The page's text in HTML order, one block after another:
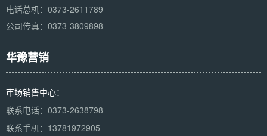
电话总机：0373-2611789
公司传真：0373-3809898
华豫营销
市场销售中心：
联系电话：0373-2638798
联系手机：13781972905